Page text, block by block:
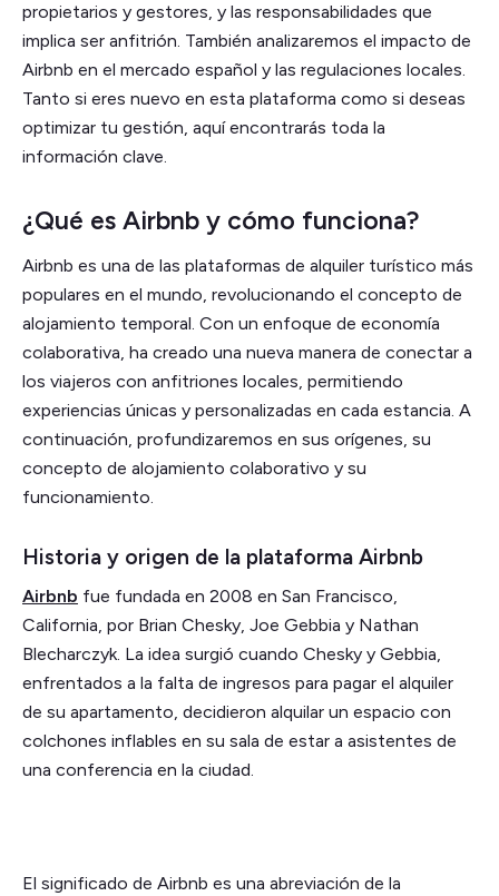
propietarios y gestores, y las responsabilidades que
implica ser anfitrión. También analizaremos el impacto de
Airbnb en el mercado español y las regulaciones locales.
Tanto si eres nuevo en esta plataforma como si deseas
optimizar tu gestión, aquí encontrarás toda la
información clave.
¿Qué es Airbnb y cómo funciona?
Airbnb es una de las plataformas de alquiler turístico más
populares en el mundo, revolucionando el concepto de
alojamiento temporal. Con un enfoque de economía
colaborativa, ha creado una nueva manera de conectar a
los viajeros con anfitriones locales, permitiendo
experiencias únicas y personalizadas en cada estancia. A
continuación, profundizaremos en sus orígenes, su
concepto de alojamiento colaborativo y su
funcionamiento.
Historia y origen de la plataforma Airbnb
Airbnb fue fundada en 2008 en San Francisco,
California, por Brian Chesky, Joe Gebbia y Nathan
Blecharczyk. La idea surgió cuando Chesky y Gebbia,
enfrentados a la falta de ingresos para pagar el alquiler
de su apartamento, decidieron alquilar un espacio con
colchones inflables en su sala de estar a asistentes de
una conferencia en la ciudad.
El significado de Airbnb es una abreviación de la